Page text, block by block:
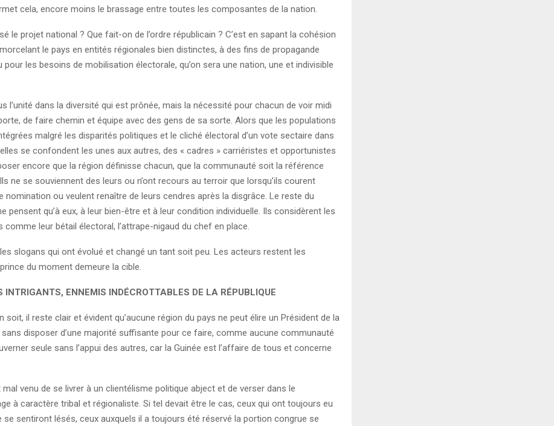
cela, encore moins le brassage entre toutes les composantes de la nation.
le projet national ? Que fait-on de l’ordre républicain ? C’est en sapant la cohésion
le pays en entités régionales bien distinctes, à des fins de propagande
pour les besoins de mobilisation électorale, qu’on sera une nation, une et indivisible
l’unité dans la diversité qui est prônée, mais la nécessité pour chacun de voir midi
de faire chemin et équipe avec des gens de sa sorte. Alors que les populations
malgré les disparités politiques et le cliché électoral d’un vote sectaire dans
se confondent les unes aux autres, des « cadres » carriéristes et opportunistes
encore que la région définisse chacun, que la communauté soit la référence
ne se souviennent des leurs ou n’ont recours au terroir que lorsqu’ils courent
nomination ou veulent renaître de leurs cendres après la disgrâce. Le reste du
pensent qu’à eux, à leur bien-être et à leur condition individuelle. Ils considèrent les
comme leur bétail électoral, l’attrape-nigaud du chef en place.
les slogans qui ont évolué et changé un tant soit peu. Les acteurs restent les
du moment demeure la cible.
INTRIGANTS, ENNEMIS INDÉCROTTABLES DE LA RÉPUBLIQUE
soit, il reste clair et évident qu’aucune région du pays ne peut élire un Président de la
sans disposer d’une majorité suffisante pour ce faire, comme aucune communauté
seule sans l’appui des autres, car la Guinée est l’affaire de tous et concerne
venu de se livrer à un clientélisme politique abject et de verser dans le
à caractère tribal et régionaliste. Si tel devait être le cas, ceux qui ont toujours eu
se sentiront lésés, ceux auxquels il a toujours été réservé la portion congrue se